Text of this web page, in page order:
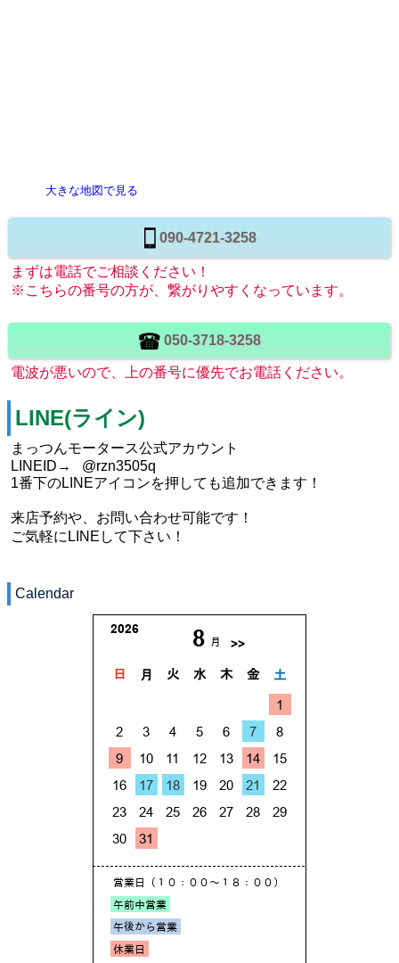
大きな地図で見る
090-4721-3258
まずは電話でご相談ください！
※こちらの番号の方が、繋がりやすくなっています。
050-3718-3258
電波が悪いので、上の番号に優先でお電話ください。
LINE(ライン)
まっつんモータース公式アカウント
LINEID→ @rzn3505q
1番下のLINEアイコンを押しても追加できます！
来店予約や、お問い合わせ可能です！
ご気軽にLINEして下さい！
Calendar